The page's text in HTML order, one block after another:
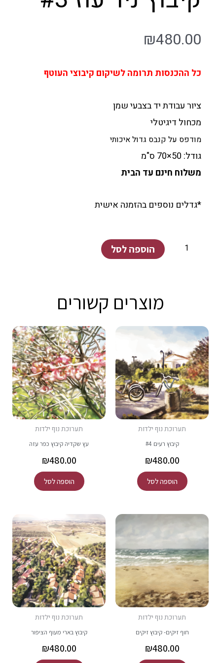
₪480.00
כל ההכנסות תרומה לשיקום קיבוצי העוטף
ציור עבודת יד בצבעי שמן
מכחול דיגיטלי
מודפס על קנבס גדול איכותי
גודל: 50×70 ס"מ
משלוח חינם עד הבית
*גדלים נוספים בהזמנה אישית
כמות
הוספה לסל
מוצרים קשורים
תערוכת נוף ילדות
קיבוץ רעים #4
₪480.00
הוספה לסל
תערוכת נוף ילדות
עץ שקדיה קיבוץ כפר עזה
₪480.00
הוספה לסל
תערוכת נוף ילדות
חוף זיקים- קיבוץ זיקים
₪480.00
תערוכת נוף ילדות
קיבוץ בארי מעוף הציפור
₪480.00